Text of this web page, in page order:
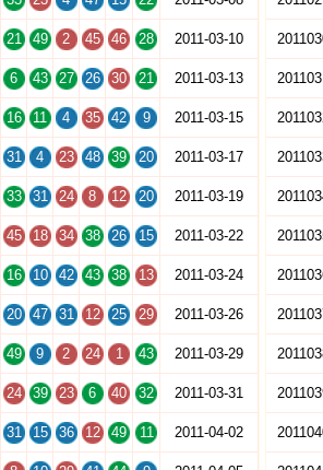
21 49 2 45 46 28 2011-03-10
6 43 27 26 30 21 2011-03-13
16 11 4 35 42 9 2011-03-15
31 4 23 48 39 20 2011-03-17
33 31 24 8 12 20 2011-03-19
45 18 34 38 26 15 2011-03-22
16 10 42 43 38 13 2011-03-24
20 47 31 12 25 29 2011-03-26
49 9 2 24 1 43 2011-03-29
24 39 23 6 40 32 2011-03-31
31 15 36 12 49 11 2011-04-02